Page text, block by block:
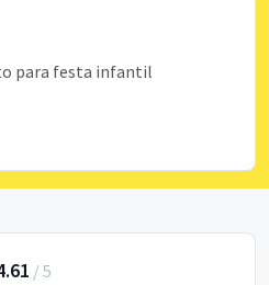
para festa infantil
/ 5